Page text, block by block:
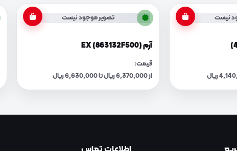
نیست تصویر موجود نیست
آرم EX (863132F500)
قیمت:
از 6,370,000 ریال تا 6,630,000 ریال